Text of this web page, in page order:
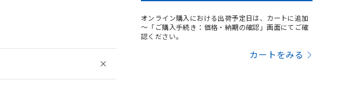
オンライン購入における出荷予定日は、カートに追加
～「ご購入手続き：価格・納期の確認」画面にてご確
認ください。
カートをみる